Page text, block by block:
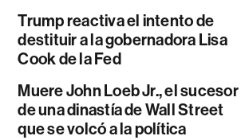
Trump reactiva el intento de
destituir a la gobernadora Lisa
Cook de la Fed
Muere John Loeb Jr., el sucesor
de una dinastía de Wall Street
que se volcó a la política